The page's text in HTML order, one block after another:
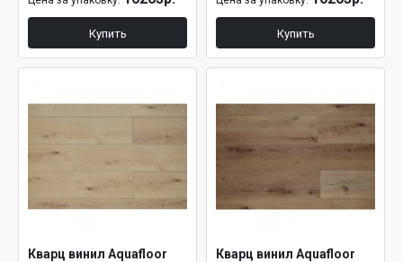
Купить Купить
Кварц винил Aquafloor
Кварц винил Aquafloor